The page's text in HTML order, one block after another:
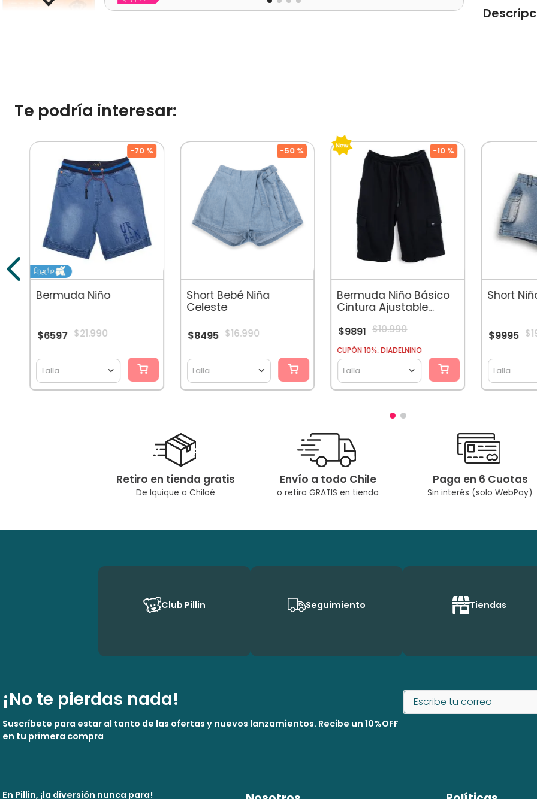
Modelo:
Cuidados:
Por
De
Mercado,
Su
Te podría interesar:
Bermuda Niño
-70 %
$6597 $21.990
Talla
Short Bebé Niña
Celeste
-50 %
$8495 $16.990
Talla
Bermuda Niño Básico
Cintura Ajustable
-10 %
$9891 $10.990
CUPÓN 10%: DIADELNINO
Talla
Short
$9995 $
Talla
Retiro en tienda gratis
De Iquique a Chiloé
Envío a todo Chile
o retira GRATIS en tienda
Paga en 6 Cuotas
Sin interés (solo WebPay)
Club Pillin Seguimiento Tiendas
¡No te pierdas nada!
Suscríbete para estar al tanto de las ofertas y nuevos lanzamientos. Recibe un 10%OFF
en tu primera compra
En Pillin, ¡la diversión nunca para!